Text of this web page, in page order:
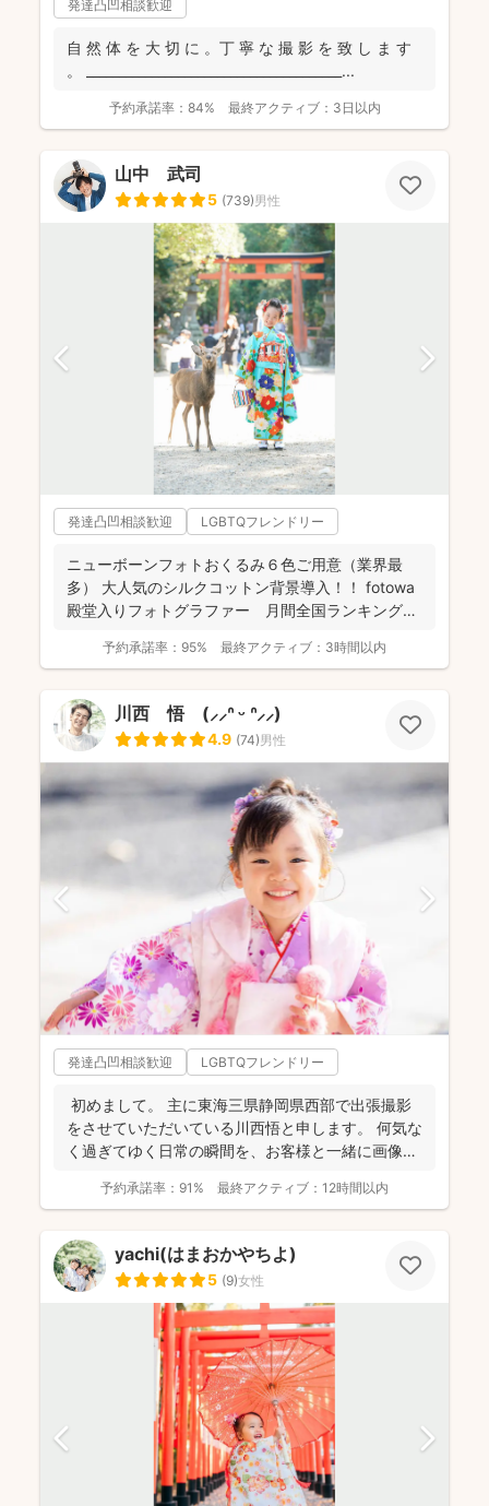
発達凸凹相談歓迎
自 然 体 を 大 切 に 。丁 寧 な 撮 影 を 致 し ま す
。 _______________________________________...
予約承諾率： 84% 最終アクティブ： 3日以内
山中 武司
5 (739)男性
発達凸凹相談歓迎 LGBTQフレンドリー
ニューボーンフォトおくるみ６色ご用意（業界最
多） 大人気のシルクコットン背景導入！！ fotowa
殿堂入りフォトグラファー 月間全国ランキング１
予約承諾率： 95% 最終アクティブ： 3時間以内
川西 悟 (⸝⸝ᐢ ᵕ ᐢ⸝⸝)
4.9 (74)男性
発達凸凹相談歓迎 LGBTQフレンドリー
初めまして。 主に東海三県静岡県西部で出張撮影
をさせていただいている川西悟と申します。 何気な
く過ぎてゆく日常の瞬間を、お客様と一緒に画像と
予約承諾率： 91% 最終アクティブ： 12時間以内
yachi(はまおかやちよ)
5 (9)女性